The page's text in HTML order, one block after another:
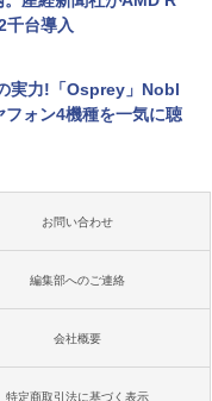
台導入
実力!「Osprey」Nobl
ォン4機種を一気に聴
お問い合わせ
編集部へのご連絡
会社概要
特定商取引法に基づく表示